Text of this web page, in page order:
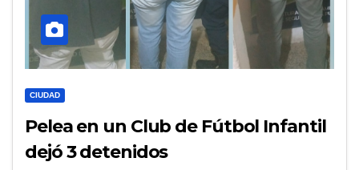
CIUDAD
Pelea en un Club de Fútbol Infantil
dejó 3 detenidos